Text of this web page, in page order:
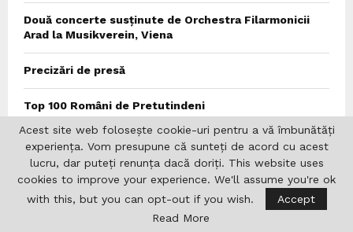
Două concerte susținute de Orchestra Filarmonicii
Arad la Musikverein, Viena
Precizări de presă
Top 100 Români de Pretutindeni
Noi oportunități pentru cercetătorii români din
diaspora: ANC lansează două programe de mobilitate
RePatriot recomandă includerea diasporei în
strategiile locale, județene și regionale de dezvoltare
și extinderea „Zilelor Diasporei” la nivel național
Acest site web folosește cookie-uri pentru a vă îmbunătăți
experiența. Vom presupune că sunteți de acord cu acest
lucru, dar puteți renunța dacă doriți. This website uses
cookies to improve your experience. We'll assume you're ok
with this, but you can opt-out if you wish.
Accept
Read More